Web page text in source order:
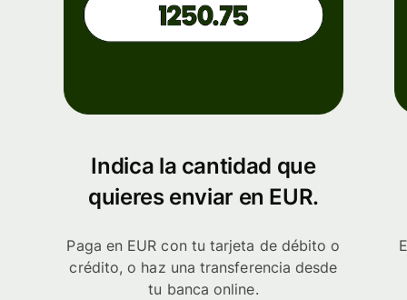
Indica la cantidad que
quieres enviar en EUR.
Paga en EUR con tu tarjeta de débito o
crédito, o haz una transferencia desde
tu banca online.